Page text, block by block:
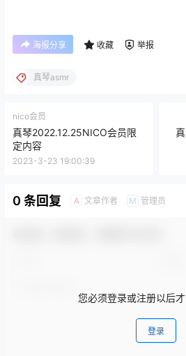
海报分享 收藏 举报
真琴asmr
nico会员
真琴2022.12.25NICO会员限
定内容
2023-3-23 19:00:39
0 条回复 A 文章作者 M 管理员
您必须登录或注册以后
登录